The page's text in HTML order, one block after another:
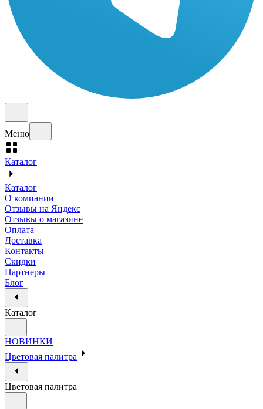
Меню
Каталог
Каталог
О компании
Отзывы на Яндекс
Отзывы о магазине
Оплата
Доставка
Контакты
Скидки
Партнеры
Блог
Каталог
НОВИНКИ
Цветовая палитра
Цветовая палитра